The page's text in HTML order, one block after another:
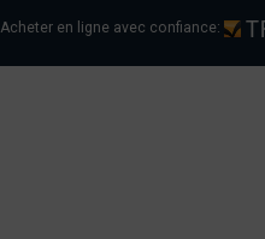
Acheter en ligne avec confiance: